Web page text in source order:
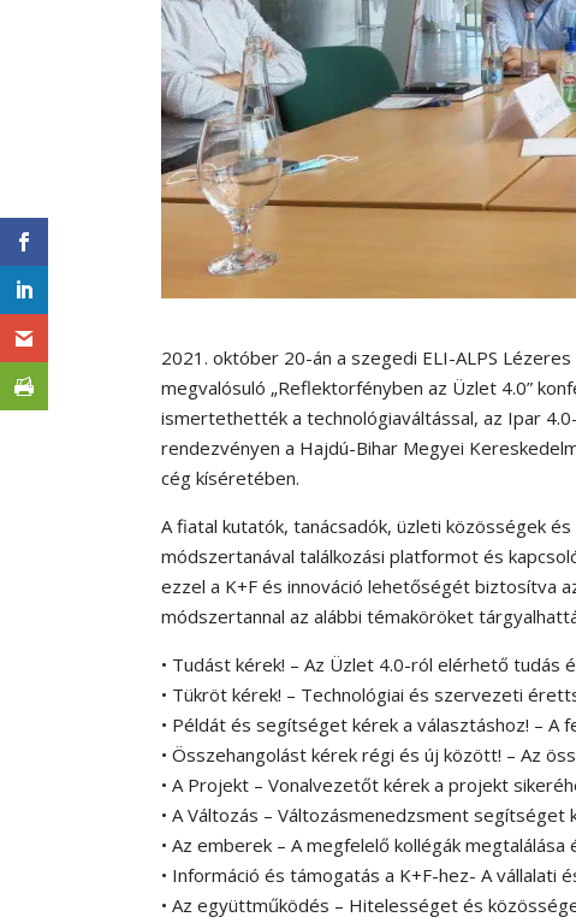
2021. október 20-án a szegedi ELI-ALPS
megvalósuló „Reflektorfényben az Üzlet 4.0”
ismertethették a technológiaváltással, az Ipar
rendezvényen a Hajdú-Bihar Megyei
cég kíséretében.
A fiatal kutatók, tanácsadók, üzleti közösségek
módszertanával találkozási platformot és
ezzel a K+F és innováció lehetőségét biztosítva
módszertannal az alábbi témaköröket
• Tudást kérek! – Az Üzlet 4.0-ról elérhető tudás
• Tükröt kérek! – Technológiai és szervezeti
• Példát és segítséget kérek a választáshoz! – A
• Összehangolást kérek régi és új között! – Az
• A Projekt – Vonalvezetőt kérek a projekt
• A Változás – Változásmenedzsment segítséget
• Az emberek – A megfelelő kollégák megtalálása
• Információ és támogatás a K+F-hez- A vállalati
• Az együttműködés – Hitelességet és